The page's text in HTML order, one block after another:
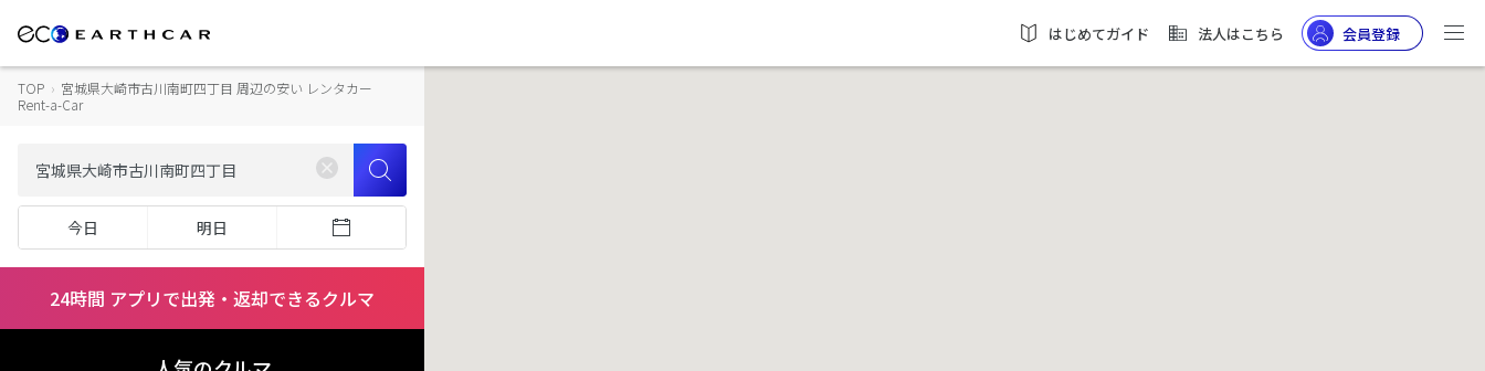
はじめてガイド 法人はこちら 会員登録
TOP › 宮城県大崎市古川南町四丁目 周辺の安い レンタカー
Rent-a-Car
今日 明日
24時間 アプリで出発・返却できるクルマ